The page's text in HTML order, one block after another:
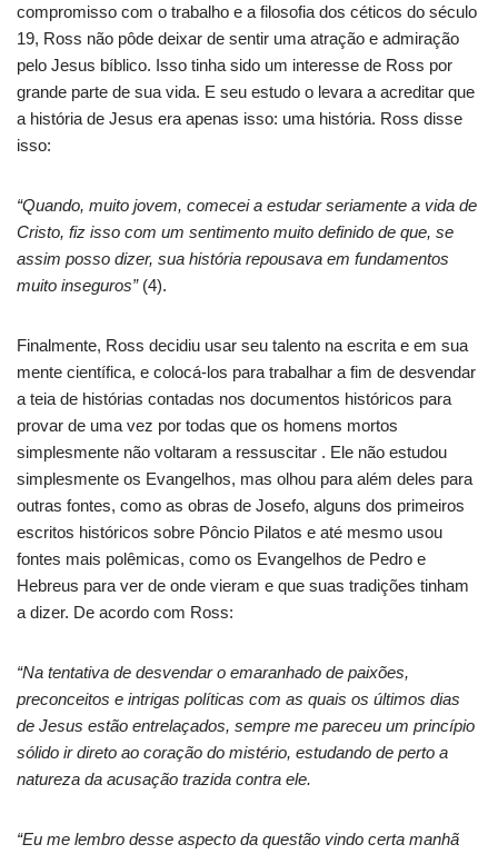
compromisso com o trabalho e a filosofia dos céticos do século
19, Ross não pôde deixar de sentir uma atração e admiração
pelo Jesus bíblico. Isso tinha sido um interesse de Ross por
grande parte de sua vida. E seu estudo o levara a acreditar que
a história de Jesus era apenas isso: uma história. Ross disse
isso:
“Quando, muito jovem, comecei a estudar seriamente a vida de
Cristo, fiz isso com um sentimento muito definido de que, se
assim posso dizer, sua história repousava em fundamentos
muito inseguros”(4).
Finalmente, Ross decidiu usar seu talento na escrita e em sua
mente científica, e colocá-los para trabalhar a fim de desvendar
a teia de histórias contadas nos documentos históricos para
provar de uma vez por todas que os homens mortos
simplesmente não voltaram a ressuscitar . Ele não estudou
simplesmente os Evangelhos, mas olhou para além deles para
outras fontes, como as obras de Josefo, alguns dos primeiros
escritos históricos sobre Pôncio Pilatos e até mesmo usou
fontes mais polêmicas, como os Evangelhos de Pedro e
Hebreus para ver de onde vieram e que suas tradições tinham
a dizer. De acordo com Ross:
“Na tentativa de desvendar o emaranhado de paixões,
preconceitos e intrigas políticas com as quais os últimos dias
de Jesus estão entrelaçados, sempre me pareceu um princípio
sólido ir direto ao coração do mistério, estudando de perto a
natureza da acusação trazida contra ele.
“Eu me lembro desse aspecto da questão vindo certa manhã